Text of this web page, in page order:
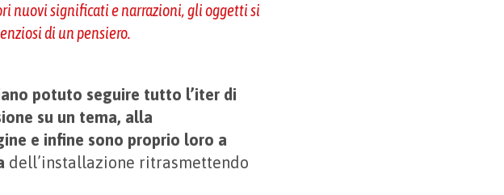
nuovi significati e narrazioni, gli oggetti si
di un pensiero.
potuto seguire tutto l’iter di
su un tema, alla
e infine sono proprio loro a
dell’installazione ritrasmettendo